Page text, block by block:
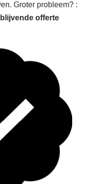
Groter probleem? :
offerte